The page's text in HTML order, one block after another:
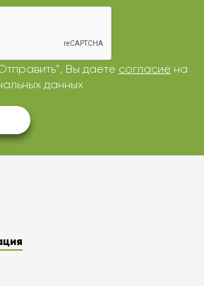
Вы даете согласие на
данных